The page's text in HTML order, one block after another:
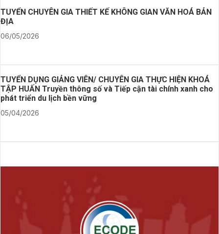
TUYỂN CHUYÊN GIA THIẾT KẾ KHÔNG GIAN VĂN HOÁ BẢN
ĐỊA
06/05/2026
TUYỂN DỤNG GIẢNG VIÊN/ CHUYÊN GIA THỰC HIỆN KHOÁ
TẬP HUẤN Truyền thông số và Tiếp cận tài chính xanh cho
phát triển du lịch bền vững
05/04/2026